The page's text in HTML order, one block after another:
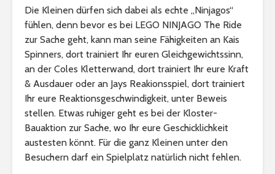
Die Kleinen dürfen sich dabei als echte „Ninjagos“
fühlen, denn bevor es bei LEGO NINJAGO The Ride
zur Sache geht, kann man seine Fähigkeiten an Kais
Spinners, dort trainiert Ihr euren Gleichgewichtssinn,
an der Coles Kletterwand, dort trainiert Ihr eure Kraft
& Ausdauer oder an Jays Reakionsspiel, dort trainiert
Ihr eure Reaktionsgeschwindigkeit, unter Beweis
stellen. Etwas ruhiger geht es bei der Kloster-
Bauaktion zur Sache, wo Ihr eure Geschicklichkeit
austesten könnt. Für die ganz Kleinen unter den
Besuchern darf ein Spielplatz natürlich nicht fehlen.